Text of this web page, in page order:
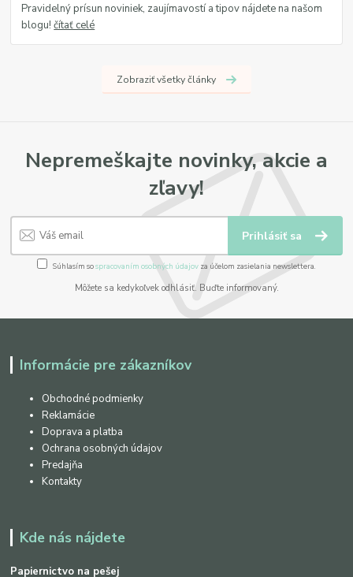
Pravidelný prísun noviniek, zaujímavostí a tipov nájdete na našom
blogu!čítať celé
Zobraziť všetky články
Nepremeškajte novinky, akcie a
zľavy!
Prihlásiť sa
Súhlasím sospracovaním osobných údajov za účelom zasielania newslettera.
Môžete sa kedykoľvek odhlásiť. Buďte informovaný.
Informácie pre zákazníkov
Obchodné podmienky
Reklamácie
Doprava a platba
Ochrana osobných údajov
Predajňa
Kontakty
Kde nás nájdete
Papiernictvo na pešej